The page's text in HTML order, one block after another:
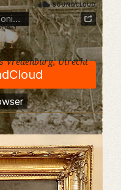
1
Vredenburg, Utrecht